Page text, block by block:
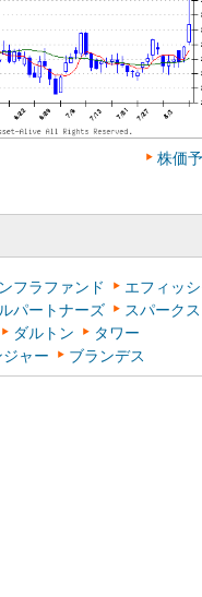
株価
フラファンド
エフィッ
パートナーズ
スパークス
ダルトン
タワー
ャー ブランデス